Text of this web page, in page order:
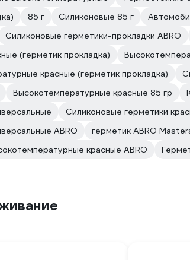
85 г Силиконовые 85 г
Силиконовые герметики-прокладки ABRO
(герметик прокладка)
красные (герметик прокладка)
Высокотемпературные красные 85 гр
Силиконовые герметики
ABRO
герметик ABRO
красные ABRO